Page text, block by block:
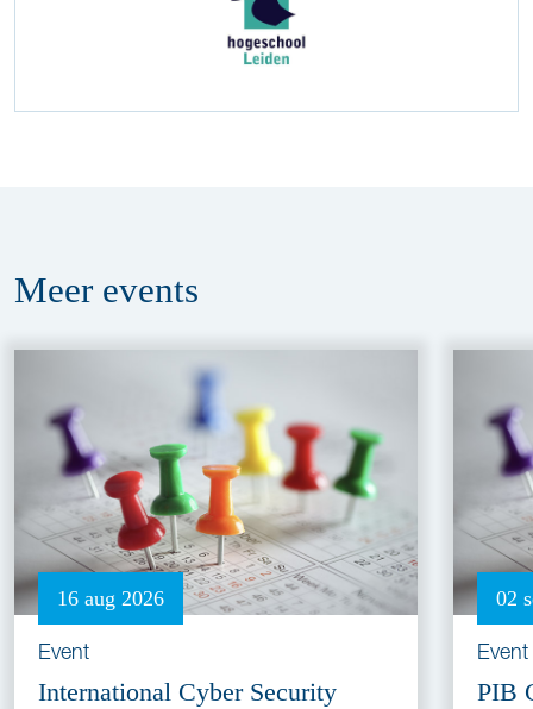
Meer events
16 aug 2026
Event
International Cyber Security
02
Event
PIB